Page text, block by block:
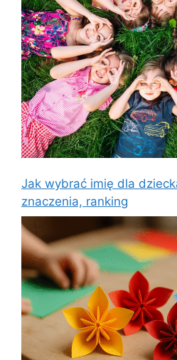
Jak wybrać imię dla
znaczenia, ranking